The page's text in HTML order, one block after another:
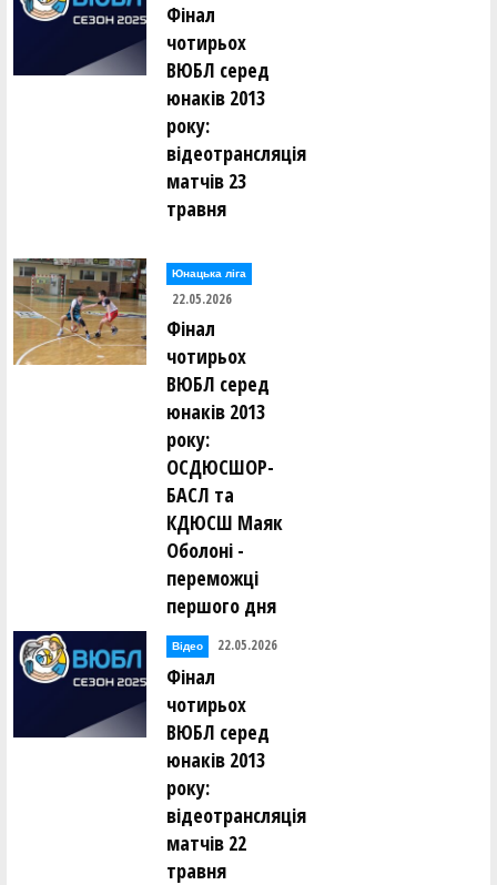
Фінал
чотирьох
ВЮБЛ серед
юнаків 2013
року:
відеотрансляція
матчів 23
травня
Юнацька ліга
22.05.2026
Фінал
чотирьох
ВЮБЛ серед
юнаків 2013
року:
ОСДЮСШОР-
БАСЛ та
КДЮСШ Маяк
Оболоні -
переможці
першого дня
Відео 22.05.2026
Фінал
чотирьох
ВЮБЛ серед
юнаків 2013
року:
відеотрансляція
матчів 22
травня